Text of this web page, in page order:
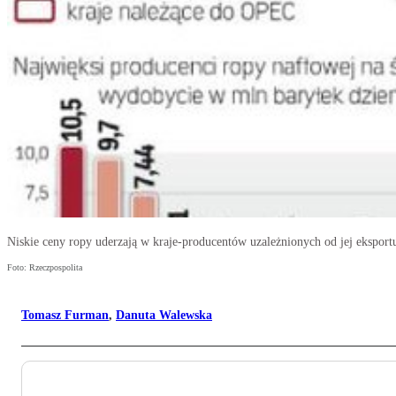
Niskie ceny ropy uderzają w kraje-producentów uzależnionych od jej
Foto: Rzeczpospolita
Tomasz Furman, Danuta Walewska